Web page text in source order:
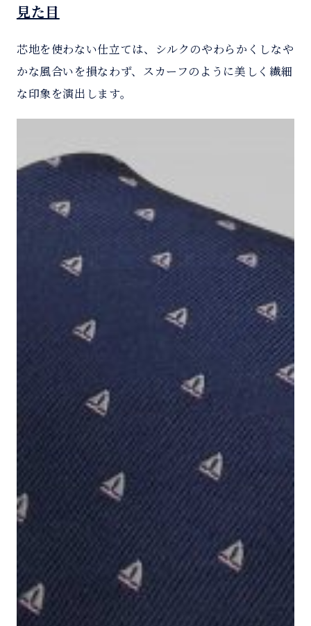
見た目
芯地を使わない仕立ては、シルクのやわらかくしなや
かな風合いを損なわず、スカーフのように美しく繊細
な印象を演出します。